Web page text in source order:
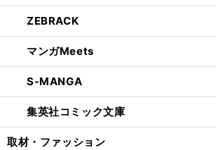
ZEBRACK
マンガMeets
S-MANGA
集英社コミック文庫
取材・ファッション